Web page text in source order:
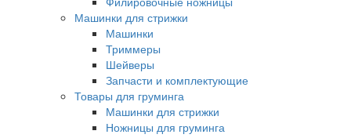
Машинки для стрижки
Машинки
Триммеры
Шейверы
Запчасти и комплектующие
Товары для груминга
Машинки для стрижки
Ножницы для груминга